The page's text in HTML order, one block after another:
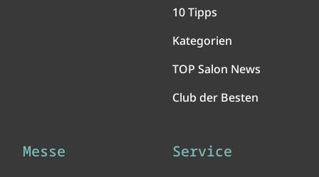
10 Tipps
Kategorien
TOP Salon News
Club der Besten
Messe Service